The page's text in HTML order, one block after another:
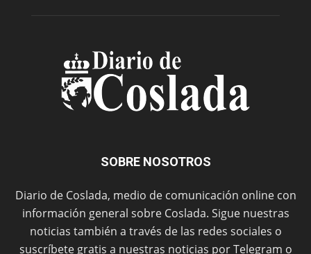
SOBRE NOSOTROS
Diario de Coslada, medio de comunicación online con
información general sobre Coslada. Sigue nuestras
noticias también a través de las redes sociales o
suscríbete gratis a nuestras noticias por Telegram o